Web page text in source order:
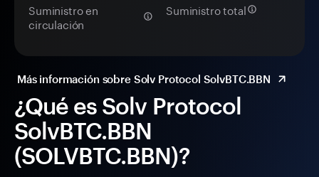
¿Qué es Solv Protocol
SolvBTC.BBN
(SOLVBTC.BBN)?
Suministro en
circulación
Suministro total
Más información sobre Solv Protocol SolvBTC.BBN